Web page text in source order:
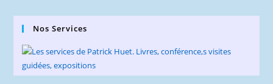
Nos Services